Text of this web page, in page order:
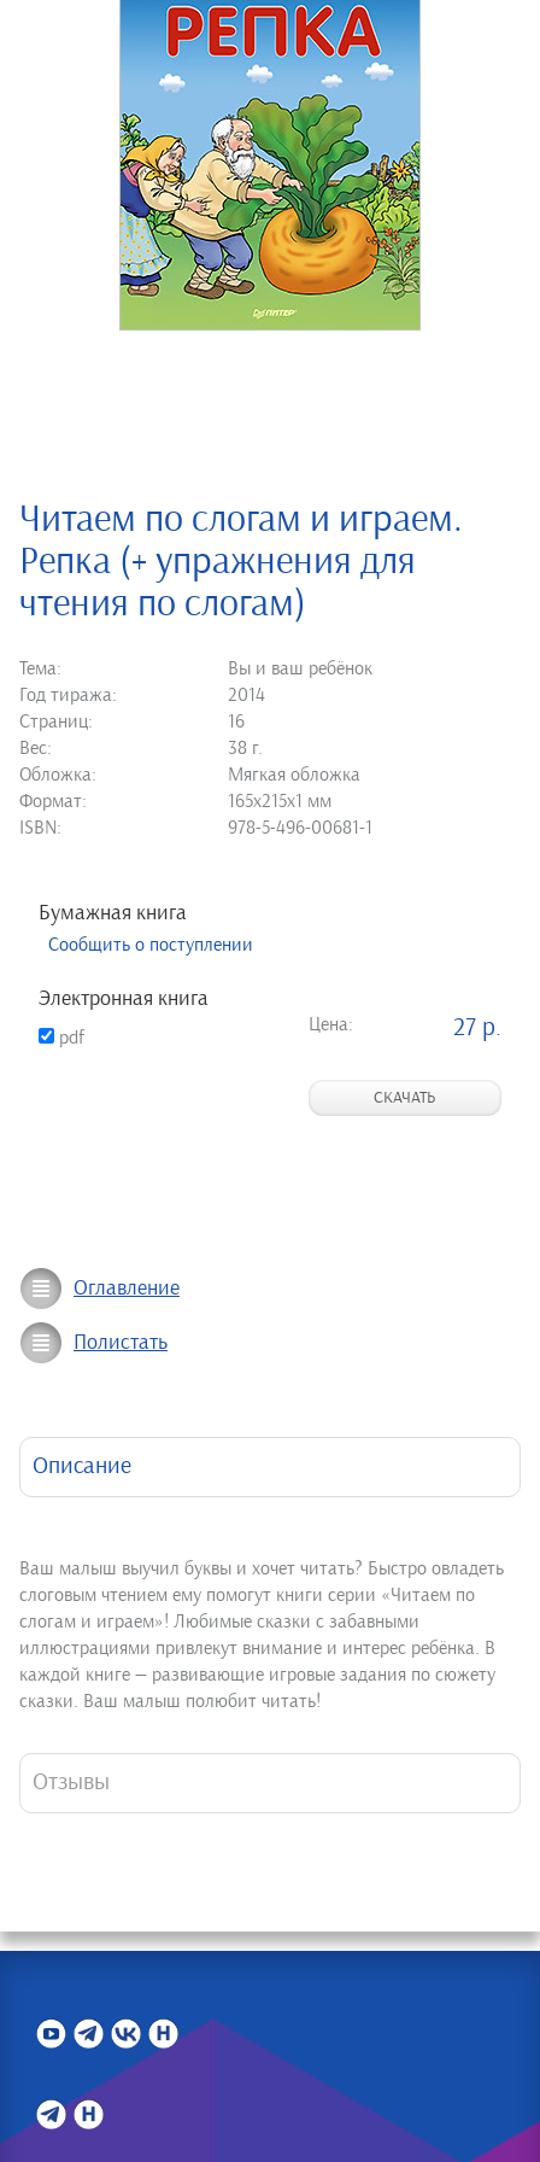
Читаем по слогам и играем.
Репка (+ упражнения для
чтения по слогам)
Тема:
Вы и ваш ребёнок
Год тиража:
2014
Страниц:
16
Вес:
38 г.
Обложка:
Мягкая обложка
Формат:
165х215х1 мм
ISBN:
978-5-496-00681-1
Бумажная книга
Сообщить о поступлении
Электронная книга
pdf
Цена: 27 р.
СКАЧАТЬ
Оглавление
Полистать
Описание
Ваш малыш выучил буквы и хочет читать? Быстро овладеть
слоговым чтением ему помогут книги серии «Читаем по
слогам и играем»! Любимые сказки с забавными
иллюстрациями привлекут внимание и интерес ребёнка. В
каждой книге — развивающие игровые задания по сюжету
сказки. Ваш малыш полюбит читать!
Отзывы